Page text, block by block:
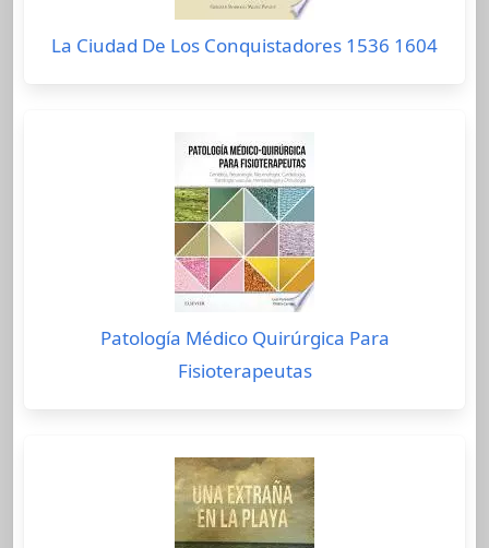
La Ciudad De Los Conquistadores 1536 1604
Patología Médico Quirúrgica Para
Fisioterapeutas